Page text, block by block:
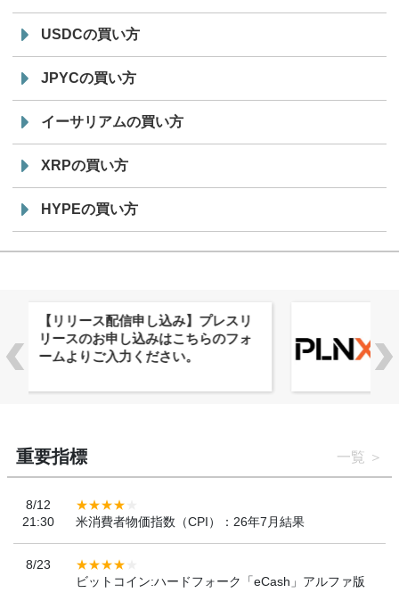
USDCの買い方
JPYCの買い方
イーサリアムの買い方
XRPの買い方
HYPEの買い方
株式会社PlnX、アジア最大級のグロ
ーバルWeb3カンファレンス
「WebX2026」とのコラボレーショ
重要指標 一覧
8/12
21:30
米消費者物価指数（CPI）：26年7月結果
8/23
ビットコイン:ハードフォーク「eCash」アルファ版